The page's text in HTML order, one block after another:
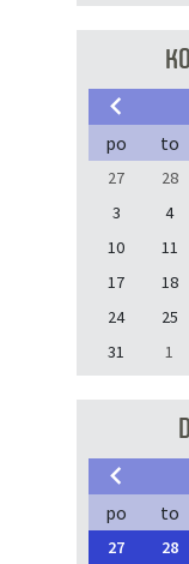
po
to
27 28
3
4
10
11
17
18
24
25
31
1
po
to
27 28